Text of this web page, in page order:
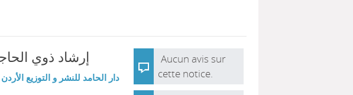
إرشاد ذوي
دار الحامد للنشر و التوزيع الأردن
Aucun avis sur
cette notice.